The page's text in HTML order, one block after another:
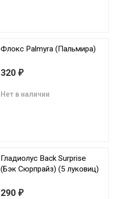
Флокс Palmyra (Пальмира)
320 ₽
Нет в наличии
Гладиолус Back Surprise
(Бэк Сюрпрайз) (5 луковиц)
290 ₽